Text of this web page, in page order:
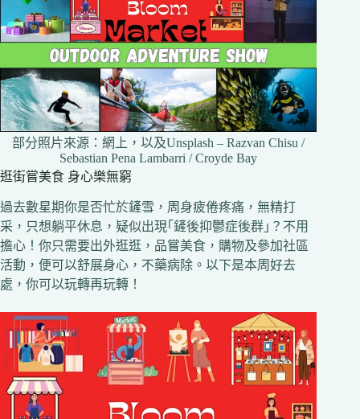
部分照片來源：網上，以及Unsplash – Razvan Chisu /
Sebastian Pena Lambarri / Croyde Bay
逛街嘗美食 身心樂無窮
過去數星期你是否忙於鏟雪，周身疲倦疼痛，無精打
采，只想躺平休息，疑似出現｢鏟後抑鬱症後群｣？不用
擔心！你只需要出外逛逛，品嘗美食，購物及參加社區
活動，便可以舒展身心，不藥病除。以下是本周好去
處，你可以玩轉再玩轉！